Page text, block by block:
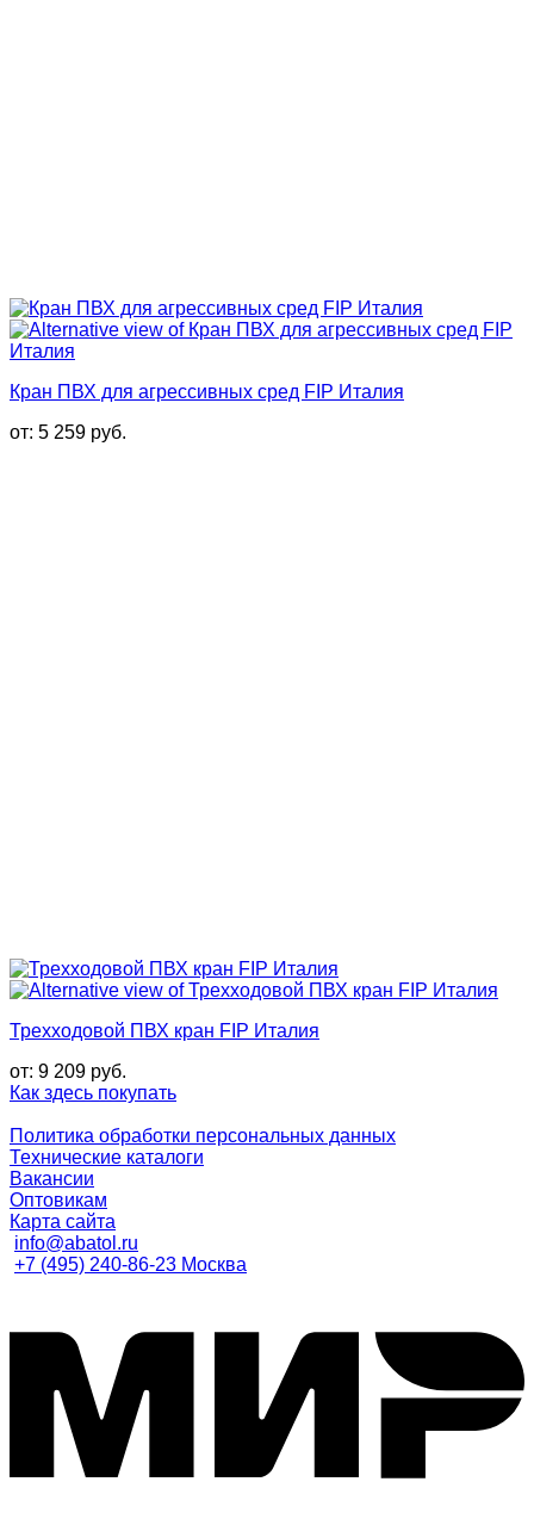
Кран ПВХ для агрессивных сред FIP Италия
от: 5 259 руб.
Трехходовой ПВХ кран FIP Италия
от: 9 209 руб.
Как здесь покупать
Политика обработки персональных данных
Технические каталоги
Вакансии
Оптовикам
Карта сайта
info@abatol.ru
+7 (495) 240-86-23 Москва